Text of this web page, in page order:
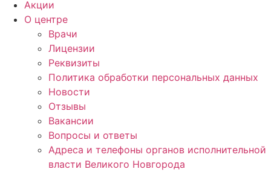
Акции
О центре
Врачи
Лицензии
Реквизиты
Политика обработки персональных данных
Новости
Отзывы
Вакансии
Вопросы и ответы
Адреса и телефоны органов исполнительной
власти Великого Новгорода